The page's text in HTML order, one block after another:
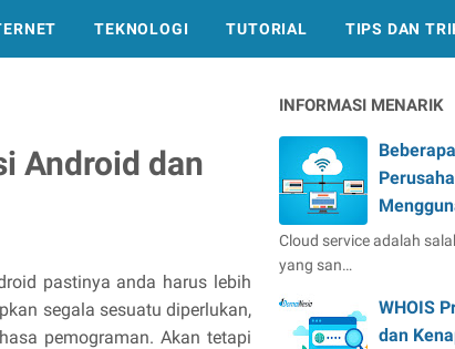
TEKNOLOGI TUTORIAL TIPS DAN
Android dan
pastinya anda harus lebih
segala sesuatu diperlukan,
pemograman. Akan tetapi
INFORMASI MENARIK
Cloud service adalah
yang san…
WHOIS
dan